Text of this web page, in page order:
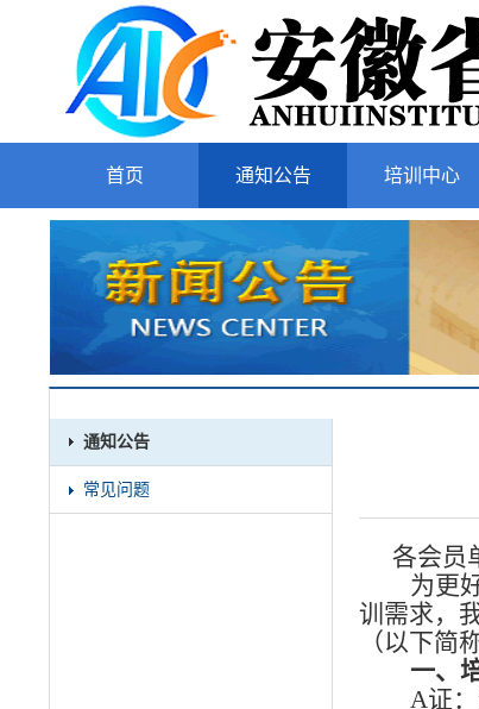
首页 通知公告 培训中心
通知公告
常见问题
各会员
为更
训需求，
（以下简
一、
A证